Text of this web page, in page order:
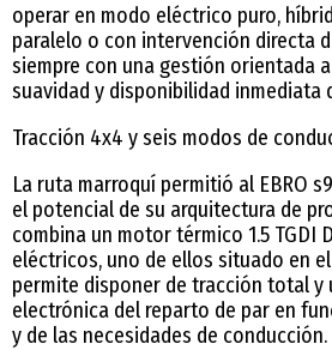
operar en modo eléctrico puro,
paralelo o con intervención directa
siempre con una gestión orientada
suavidad y disponibilidad inmediata
Tracción 4x4 y seis modos de
La ruta marroquí permitió al EBRO
el potencial de su arquitectura de
combina un motor térmico 1.5 TGDI
eléctricos, uno de ellos situado en
permite disponer de tracción total y
electrónica del reparto de par en
y de las necesidades de conducción.